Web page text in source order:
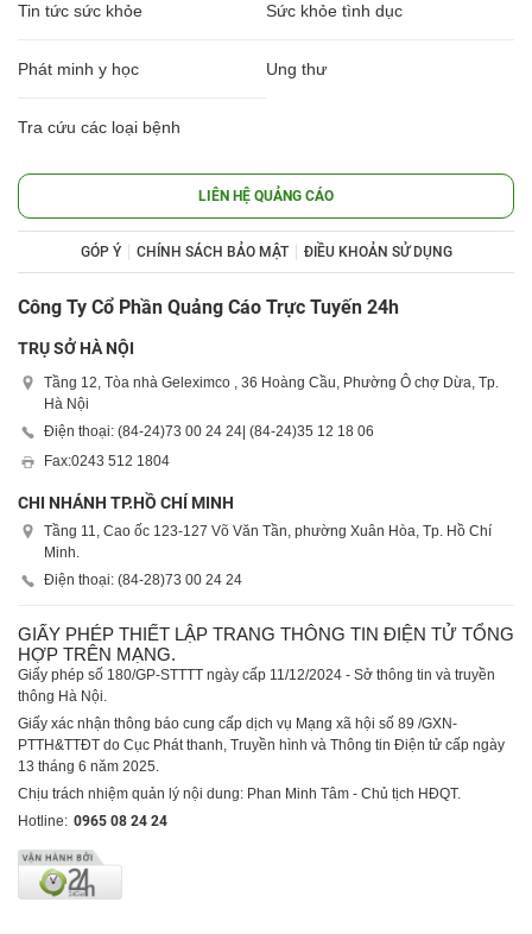
Tin tức sức khỏe Sức khỏe tình dục
Phát minh y học Ung thư
Tra cứu các loại bệnh
LIÊN HỆ QUẢNG CÁO
GÓP Ý CHÍNH SÁCH BẢO MẬT ĐIỀU KHOẢN SỬ DỤNG
Công Ty Cổ Phần Quảng Cáo Trực Tuyến 24h
TRỤ SỞ HÀ NỘI
Tầng 12, Tòa nhà Geleximco , 36 Hoàng Cầu, Phường Ô chợ Dừa, Tp.
Hà Nội
Điện thoại: (84-24)73 00 24 24 | (84-24)35 12 18 06
Fax:0243 512 1804
CHI NHÁNH TP.HỒ CHÍ MINH
Tầng 11, Cao ốc 123-127 Võ Văn Tần, phường Xuân Hòa, Tp. Hồ Chí
Minh.
Điện thoại: (84-28)73 00 24 24
GIẤY PHÉP THIẾT LẬP TRANG THÔNG TIN ĐIỆN TỬ TỔNG
HỢP TRÊN MẠNG.
Giấy phép số 180/GP-STTTT ngày cấp 11/12/2024 - Sở thông tin và truyền
thông Hà Nội.
Giấy xác nhận thông báo cung cấp dịch vụ Mạng xã hội số 89 /GXN-
PTTH&TTĐT do Cục Phát thanh, Truyền hình và Thông tin Điện tử cấp ngày
13 tháng 6 năm 2025.
Chịu trách nhiệm quản lý nội dung: Phan Minh Tâm - Chủ tịch HĐQT.
Hotline: 0965 08 24 24